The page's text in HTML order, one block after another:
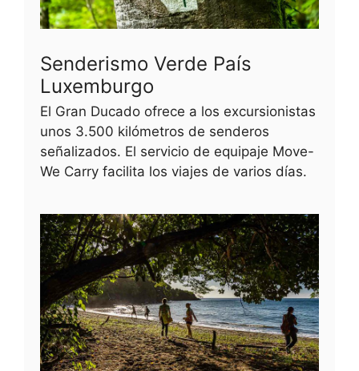
Senderismo Verde País
Luxemburgo
El Gran Ducado ofrece a los excursionistas
unos 3.500 kilómetros de senderos
señalizados. El servicio de equipaje Move-
We Carry facilita los viajes de varios días.